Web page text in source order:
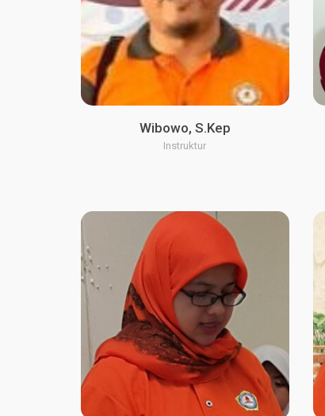
Wibowo, S.Kep
Instruktur